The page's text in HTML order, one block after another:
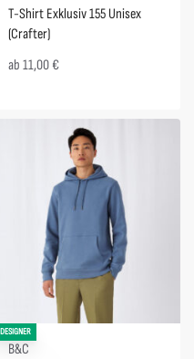
T-Shirt Exklusiv 155 Unisex
(Crafter)
ab 11,00 €
DESIGNER
B&C